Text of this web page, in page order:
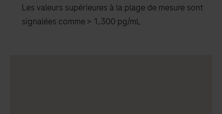
Les valeurs supérieures à la plage de mesure sont
signalées comme > 1,300 pg/mL